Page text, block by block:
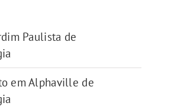
Paulista de
em Alphaville de